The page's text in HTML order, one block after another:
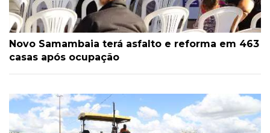
Novo Samambaia terá asfalto e reforma em 463
casas após ocupação